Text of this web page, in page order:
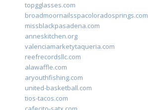
topgglasses.com
broadmoornailsspacoloradosprings.com
missblackpasadena.com
anneskitchen.org
valenciamarketytaqueria.com
reefrecordsllc.com
alawaffle.com
aryouthfishing.com
united-basketball.com
tios-tacos.com